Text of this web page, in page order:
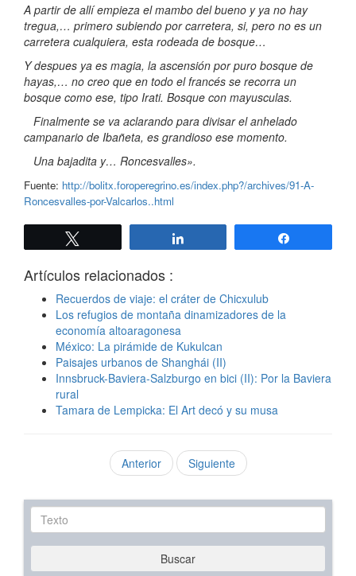
A partir de allí empieza el mambo del bueno y ya no hay
tregua,… primero subiendo por carretera, si, pero no es un
carretera cualquiera, esta rodeada de bosque…
Y despues ya es magia, la ascensión por puro bosque de
hayas,… no creo que en todo el francés se recorra un
bosque como ese, tipo Irati. Bosque con mayusculas.
Finalmente se va aclarando para divisar el anhelado
campanario de Ibañeta, es grandioso ese momento.
Una bajadita y… Roncesvalles».
Fuente: http://bolitx.foroperegrino.es/index.php?/archives/91-A-
Roncesvalles-por-Valcarlos..html
Artículos relacionados :
Recuerdos de viaje: el cráter de Chicxulub
Los refugios de montaña dinamizadores de la
economía altoaragonesa
México: La pirámide de Kukulcan
Paisajes urbanos de Shanghái (II)
Innsbruck-Baviera-Salzburgo en bici (II): Por la Baviera
rural
Tamara de Lempicka: El Art decó y su musa
Anterior Siguiente
Texto
Buscar